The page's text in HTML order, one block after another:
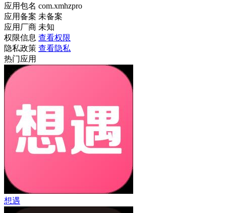
应用包名 com.xmhzpro
应用备案 未备案
应用厂商 未知
权限信息 查看权限
隐私政策 查看隐私
热门应用
想遇